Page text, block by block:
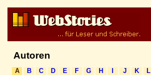
Autoren
A
B C D E F G H J K L